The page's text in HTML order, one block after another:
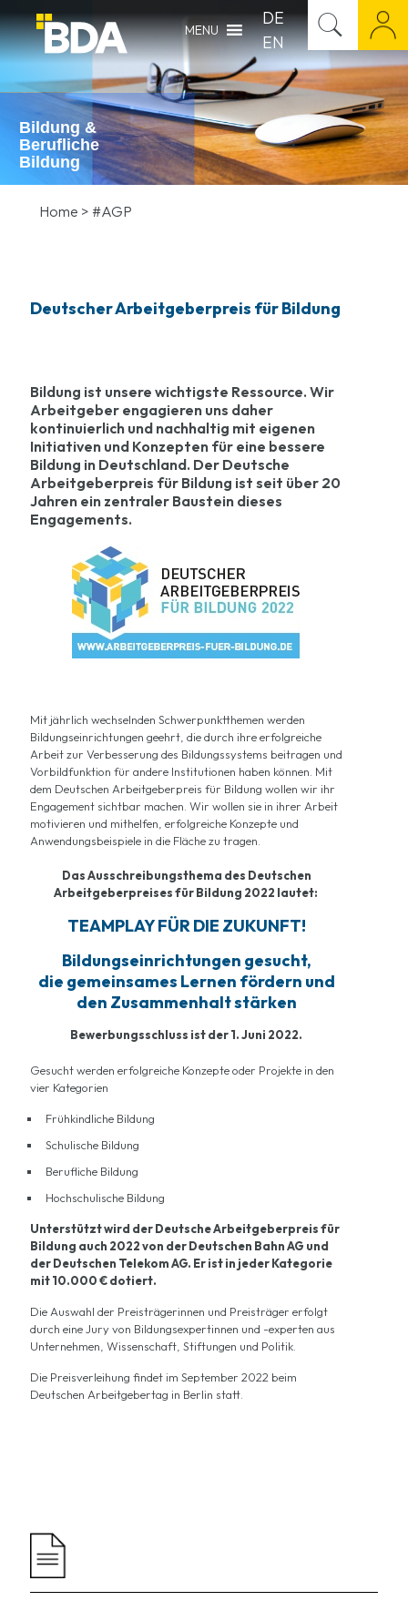
MENU
DE
EN
Bildung &
Berufliche
Bildung
Home > #AGP
Deutscher Arbeitgeberpreis für Bildung
Bildung ist unsere wichtigste Ressource. Wir
Arbeitgeber engagieren uns daher
kontinuierlich und nachhaltig mit eigenen
Initiativen und Konzepten für eine bessere
Bildung in Deutschland. Der Deutsche
Arbeitgeberpreis für Bildung ist seit über 20
Jahren ein zentraler Baustein dieses
Engagements.
Mit jährlich wechselnden Schwerpunktthemen werden
Bildungseinrichtungen geehrt, die durch ihre erfolgreiche
Arbeit zur Verbesserung des Bildungssystems beitragen und
Vorbildfunktion für andere Institutionen haben können. Mit
dem Deutschen Arbeitgeberpreis für Bildung wollen wir ihr
Engagement sichtbar machen. Wir wollen sie in ihrer Arbeit
motivieren und mithelfen, erfolgreiche Konzepte und
Anwendungsbeispiele in die Fläche zu tragen.
Das Ausschreibungsthema des Deutschen
Arbeitgeberpreises für Bildung 2022 lautet:
TEAMPLAY FÜR DIE ZUKUNFT!
Bildungseinrichtungen gesucht,
die gemeinsames Lernen fördern und
den Zusammenhalt stärken
Bewerbungsschluss ist der 1. Juni 2022.
Gesucht werden erfolgreiche Konzepte oder Projekte in den
vier Kategorien
Frühkindliche Bildung
Schulische Bildung
Berufliche Bildung
Hochschulische Bildung
Unterstützt wird der Deutsche Arbeitgeberpreis für
Bildung auch 2022 von der Deutschen Bahn AG und
der Deutschen Telekom AG. Er ist in jeder Kategorie
mit 10.000 € dotiert.
Die Auswahl der Preisträgerinnen und Preisträger erfolgt
durch eine Jury von Bildungsexpertinnen und -experten aus
Unternehmen, Wissenschaft, Stiftungen und Politik.
Die Preisverleihung findet im September 2022 beim
Deutschen Arbeitgebertag in Berlin statt.